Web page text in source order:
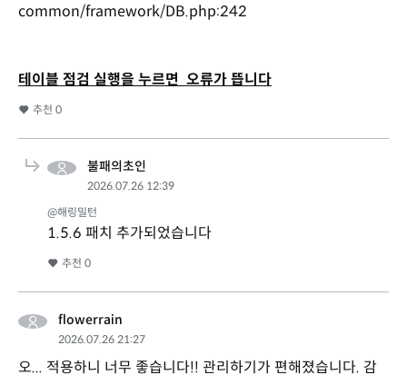
common/framework/DB.php:242
테이블 점검 실행을 누르면 오류가 뜹니다
추천 0
불패의초인
2026.07.26 12:39
@해링밀턴
1.5.6 패치 추가되었습니다
추천 0
flowerrain
2026.07.26 21:27
오... 적용하니 너무 좋습니다!! 관리하기가 편해졌습니다. 감